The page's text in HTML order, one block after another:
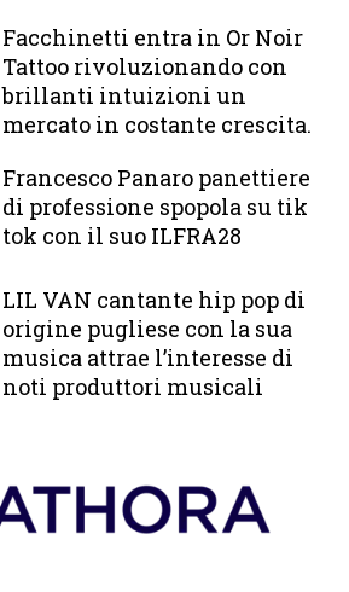
Facchinetti entra in Or Noir
Tattoo rivoluzionando con
brillanti intuizioni un
mercato in costante crescita.
Francesco Panaro panettiere
di professione spopola su tik
tok con il suo ILFRA28
LIL VAN cantante hip pop di
origine pugliese con la sua
musica attrae l’interesse di
noti produttori musicali